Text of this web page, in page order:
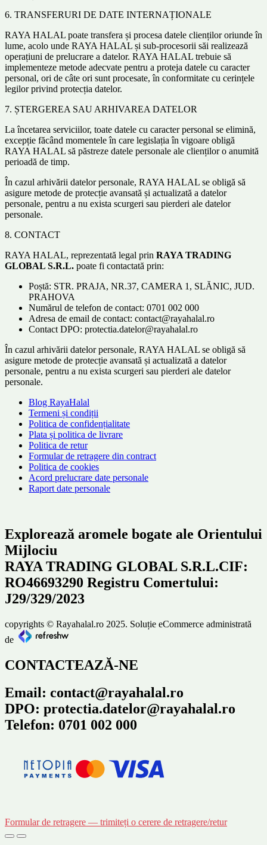
6. TRANSFERURI DE DATE INTERNAȚIONALE
RAYA HALAL poate transfera și procesa datele clienților oriunde în
lume, acolo unde RAYA HALAL și sub-procesorii săi realizează
operațiuni de prelucrare a datelor. RAYA HALAL trebuie să
implementeze metode adecvate pentru a proteja datele cu caracter
personal, ori de câte ori sunt procesate, în conformitate cu cerințele
legilor privind protecția datelor.
7. ȘTERGEREA SAU ARHIVAREA DATELOR
La încetarea serviciilor, toate datele cu caracter personal se elimină,
excepție făcând momentele în care legislația în vigoare obligă
RAYA HALAL să păstreze datele personale ale clienților o anumită
perioadă de timp.
În cazul arhivării datelor personale, RAYA HALAL se obligă să
asigure metode de protecție avansată și actualizată a datelor
personale, pentru a nu exista scurgeri sau pierderi ale datelor
personale.
8. CONTACT
RAYA HALAL, reprezentată legal prin RAYA TRADING
GLOBAL S.R.L. poate fi contactată prin:
Poștă: STR. PRAJA, NR.37, CAMERA 1, SLĂNIC, JUD.
PRAHOVA
Numărul de telefon de contact: 0701 002 000
Adresa de email de contact: contact@rayahalal.ro
Contact DPO: protectia.datelor@rayahalal.ro
În cazul arhivării datelor personale, RAYA HALAL se obligă să
asigure metode de protecție avansată și actualizată a datelor
personale, pentru a nu exista scurgeri sau pierderi ale datelor
personale.
Blog RayaHalal
Termeni și condiții
Politica de confidențialitate
Plata și politica de livrare
Politica de retur
Formular de retragere din contract
Politica de cookies
Acord prelucrare date personale
Raport date personale
Explorează aromele bogate ale Orientului
Mijlociu
RAYA TRADING GLOBAL S.R.L.CIF:
RO46693290 Registru Comertului:
J29/329/2023
copyrights © Rayahalal.ro 2025. Soluție eCommerce administrată
de
CONTACTEAZĂ-NE
Email: contact@rayahalal.ro
DPO: protectia.datelor@rayahalal.ro
Telefon: 0701 002 000
Formular de retragere — trimiteți o cerere de retragere/retur